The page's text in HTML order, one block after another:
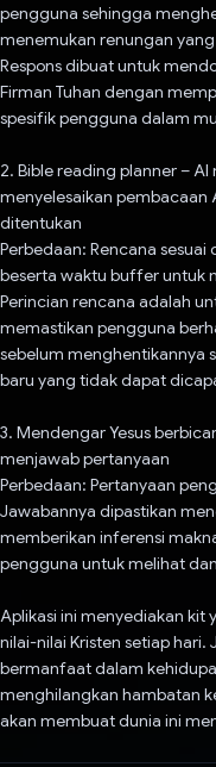
pengguna sehingga
menemukan renungan
Respons dibuat untuk
Firman Tuhan dengan
spesifik pengguna dalam
2. Bible reading planner –
menyelesaikan pembacaan
ditentukan
Perbedaan: Rencana
beserta waktu buffer untuk
Perincian rencana adalah
memastikan pengguna
sebelum menghentikannya
baru yang tidak dapat
3. Mendengar Yesus
menjawab pertanyaan
Perbedaan: Pertanyaan
Jawabannya dipastikan
memberikan inferensi
pengguna untuk melihat
Aplikasi ini menyediakan kit
nilai-nilai Kristen setiap hari.
bermanfaat dalam
menghilangkan hambatan
akan membuat dunia ini